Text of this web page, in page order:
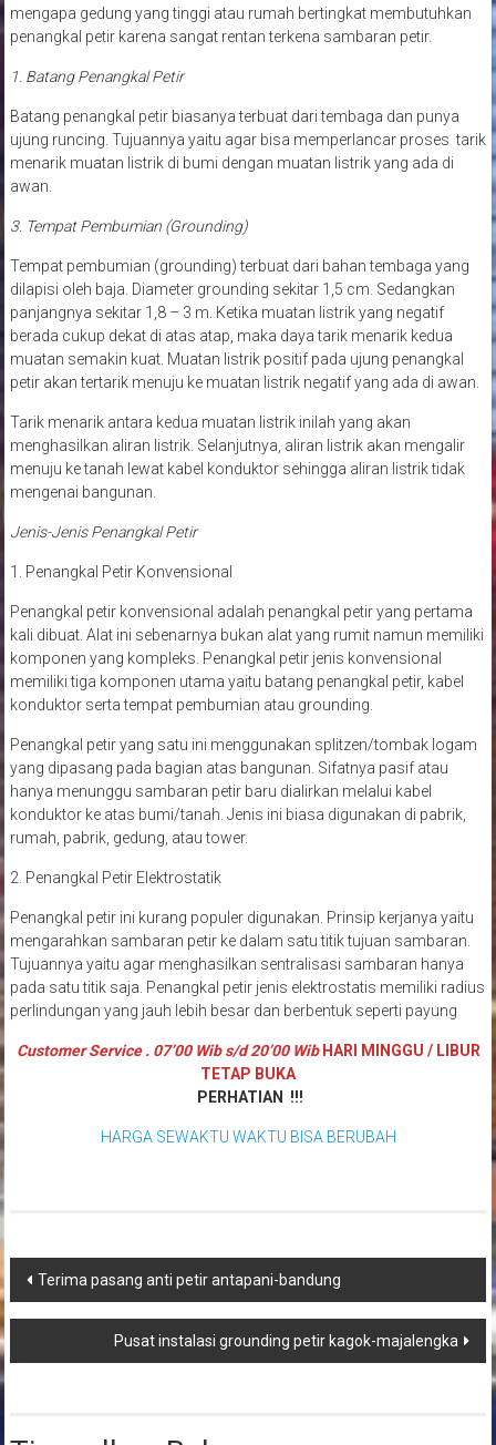
mengapa gedung yang tinggi atau rumah bertingkat membutuhkan
penangkal petir karena sangat rentan terkena sambaran petir.
1. Batang Penangkal Petir
Batang penangkal petir biasanya terbuat dari tembaga dan punya
ujung runcing. Tujuannya yaitu agar bisa memperlancar proses tarik
menarik muatan listrik di bumi dengan muatan listrik yang ada di
awan.
3. Tempat Pembumian (Grounding)
Tempat pembumian (grounding) terbuat dari bahan tembaga yang
dilapisi oleh baja. Diameter grounding sekitar 1,5 cm. Sedangkan
panjangnya sekitar 1,8 – 3 m. Ketika muatan listrik yang negatif
berada cukup dekat di atas atap, maka daya tarik menarik kedua
muatan semakin kuat. Muatan listrik positif pada ujung penangkal
petir akan tertarik menuju ke muatan listrik negatif yang ada di awan.
Tarik menarik antara kedua muatan listrik inilah yang akan
menghasilkan aliran listrik. Selanjutnya, aliran listrik akan mengalir
menuju ke tanah lewat kabel konduktor sehingga aliran listrik tidak
mengenai bangunan.
Jenis-Jenis Penangkal Petir
1. Penangkal Petir Konvensional
Penangkal petir konvensional adalah penangkal petir yang pertama
kali dibuat. Alat ini sebenarnya bukan alat yang rumit namun memiliki
komponen yang kompleks. Penangkal petir jenis konvensional
memiliki tiga komponen utama yaitu batang penangkal petir, kabel
konduktor serta tempat pembumian atau grounding.
Penangkal petir yang satu ini menggunakan splitzen/tombak logam
yang dipasang pada bagian atas bangunan. Sifatnya pasif atau
hanya menunggu sambaran petir baru dialirkan melalui kabel
konduktor ke atas bumi/tanah. Jenis ini biasa digunakan di pabrik,
rumah, pabrik, gedung, atau tower.
2. Penangkal Petir Elektrostatik
Penangkal petir ini kurang populer digunakan. Prinsip kerjanya yaitu
mengarahkan sambaran petir ke dalam satu titik tujuan sambaran.
Tujuannya yaitu agar menghasilkan sentralisasi sambaran hanya
pada satu titik saja. Penangkal petir jenis elektrostatis memiliki radius
perlindungan yang jauh lebih besar dan berbentuk seperti payung
Customer Service . 07’00 Wib s/d 20’00 WibHARI MINGGU / LIBUR
TETAP BUKA
PERHATIAN !!!
HARGA SEWAKTU WAKTU BISA BERUBAH
Navigasi
pos
Terima pasang anti petir antapani-bandung
Pusat instalasi grounding petir kagok-majalengka